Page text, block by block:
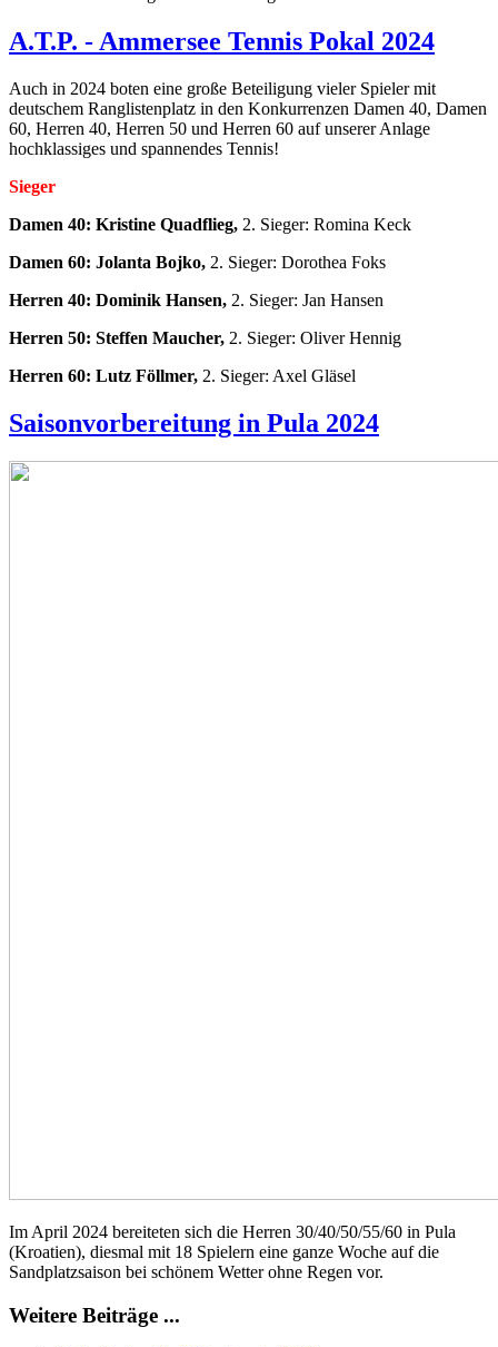
A.T.P. - Ammersee Tennis Pokal 2024
Auch in 2024 boten eine große Beteiligung vieler Spieler mit
deutschem Ranglistenplatz in den Konkurrenzen Damen 40, Damen
60, Herren 40, Herren 50 und Herren 60 auf unserer Anlage
hochklassiges und spannendes Tennis!
Sieger
Damen 40: Kristine Quadflieg, 2. Sieger: Romina Keck
Damen 60: Jolanta Bojko, 2. Sieger: Dorothea Foks
Herren 40: Dominik Hansen, 2. Sieger: Jan Hansen
Herren 50: Steffen Maucher, 2. Sieger: Oliver Hennig
Herren 60: Lutz Föllmer, 2. Sieger: Axel Gläsel
Saisonvorbereitung in Pula 2024
Im April 2024 bereiteten sich die Herren 30/40/50/55/60 in Pula
(Kroatien), diesmal mit 18 Spielern eine ganze Woche auf die
Sandplatzsaison bei schönem Wetter ohne Regen vor.
Weitere Beiträge ...